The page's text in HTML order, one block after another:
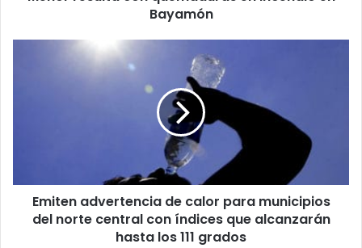
Bayamón
central
índices
Emiten advertencia de calor para municipios
del norte central con índices que alcanzarán
hasta los 111 grados